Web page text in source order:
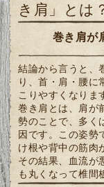
き肩」とは
巻き肩が
結論から言うと、
り、首・肩・腰に
こりやすくなりま
巻き肩とは、肩が
勢のことで、多く
因です。この姿勢
け根や背中の筋肉
その結果、血流が
も丸くなって椎間